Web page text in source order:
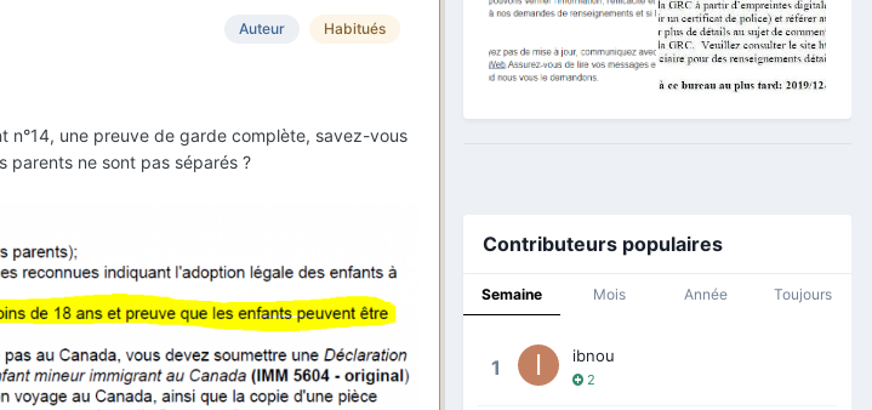
Auteur Habitués
n°14, une preuve de garde complète, savez-vous
parents ne sont pas séparés ?
Contributeurs populaires
Semaine Mois Année Toujours
1 ibnou
2